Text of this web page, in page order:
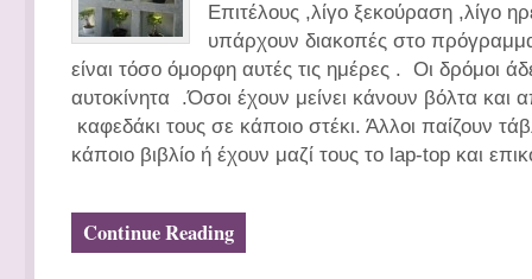
Επιτέλους ,λίγο ξεκούραση ,λίγο
υπάρχουν διακοπές στο
είναι τόσο όμορφη αυτές τις ημέρες . Οι δρόμοι
αυτοκίνητα .Όσοι έχουν μείνει κάνουν βόλτα και
καφεδάκι τους σε κάποιο στέκι. Άλλοι παίζουν
κάποιο βιβλίο ή έχουν μαζί τους το lap-top και
Continue Reading